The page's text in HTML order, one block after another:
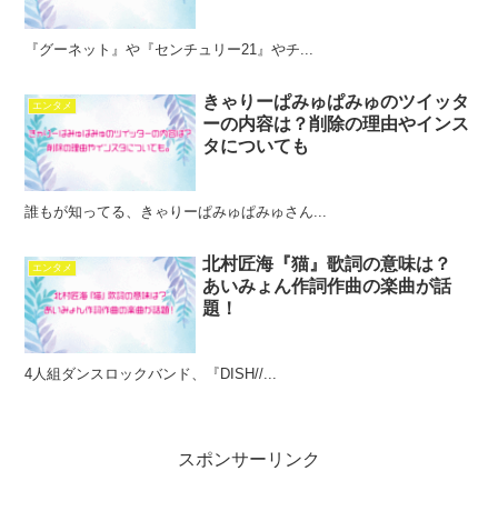
『グーネット』や『センチュリー21』やチ...
エンタメ
きゃりーぱみゅぱみゅのツイッタ
ーの内容は？削除の理由やインス
タについても
誰もが知ってる、きゃりーぱみゅぱみゅさん...
エンタメ
北村匠海『猫』歌詞の意味は？
あいみょん作詞作曲の楽曲が話
題！
4人組ダンスロックバンド、『DISH//...
スポンサーリンク